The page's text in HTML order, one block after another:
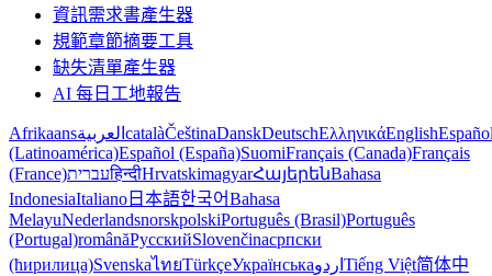
資訊需求書產生器
規範章節摘要工具
缺失清單產生器
AI 每日工地報告
Afrikaansالعربية catalàČeštinaDanskDeutschΕλληνικάEnglish
(Latinoamérica)Español (España)SuomiFrançais (Canada)Français
(France)עבריתहिन्दीHrvatskimagyarՀայերենBahasa
IndonesiaItaliano 日本語한국어Bahasa
MelayuNederlandsnorskpolskiPortuguês (Brasil)Português
(Portugal)românăРусскийSlovenčinaсрпски
(ћирилица)SvenskaไทยTürkçeУкраїнськаاردو Tiếng Việt简体中